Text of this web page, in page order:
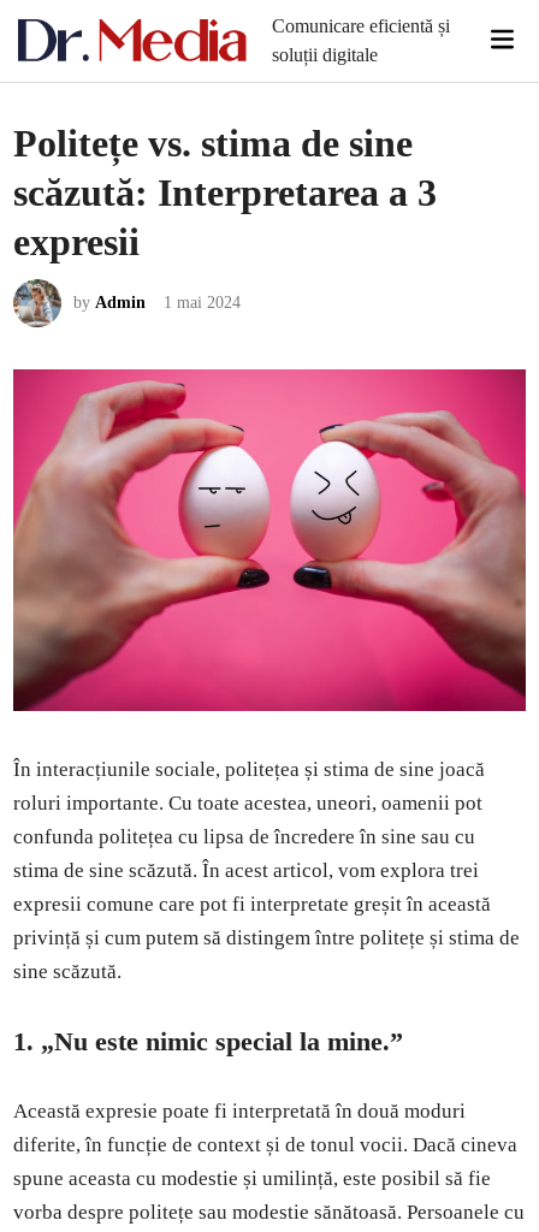
Comunicare eficientă și
soluții digitale
Politețe vs. stima de sine
scăzută: Interpretarea a 3
expresii
byAdmin 1 mai 2024
În interacțiunile sociale, politețea și stima de sine joacă
roluri importante. Cu toate acestea, uneori, oamenii pot
confunda politețea cu lipsa de încredere în sine sau cu
stima de sine scăzută. În acest articol, vom explora trei
expresii comune care pot fi interpretate greșit în această
privință și cum putem să distingem între politețe și stima de
sine scăzută.
1. „Nu este nimic special la mine.”
Această expresie poate fi interpretată în două moduri
diferite, în funcție de context și de tonul vocii. Dacă cineva
spune aceasta cu modestie și umilință, este posibil să fie
vorba despre politețe sau modestie sănătoasă. Persoanele cu